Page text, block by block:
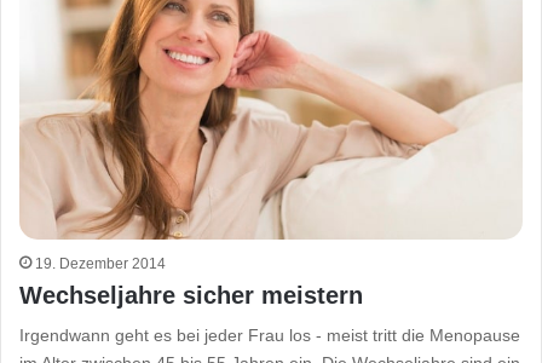
19. Dezember 2014
Wechseljahre sicher meistern
Irgendwann geht es bei jeder Frau los - meist tritt die Menopause